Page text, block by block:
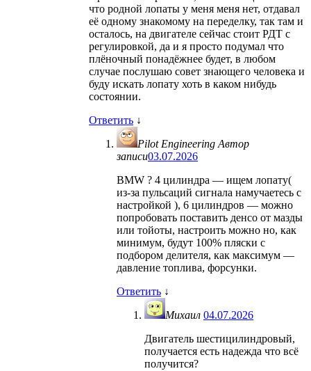
что родной лопаты у меня меня нет, отдавал
её одному знакомому на переделку, так там и
осталось, на двигателе сейчас стоит РДТ с
регулировкой, да и я просто подумал что
плёночный понадёжнее будет, в любом
случае послушаю совет знающего человека и
буду искать лопату хоть в каком нибудь
состоянии.
Ответить ↓
Pilot Engineering Автор
записи03.07.2026
BMW ? 4 цилиндра — ищем лопату(
из-за пульсаций сигнала намучаетесь с
настройкой ), 6 цилиндров — можно
попробовать поставить денсо от мазды
или тойоты, настроить можно но, как
минимум, будут 100% пляски с
подбором делителя, как максимум —
давление топлива, форсунки.
Ответить ↓
Михаил 04.07.2026
Двигатель шестицилиндровый,
получается есть надежда что всё
получится?